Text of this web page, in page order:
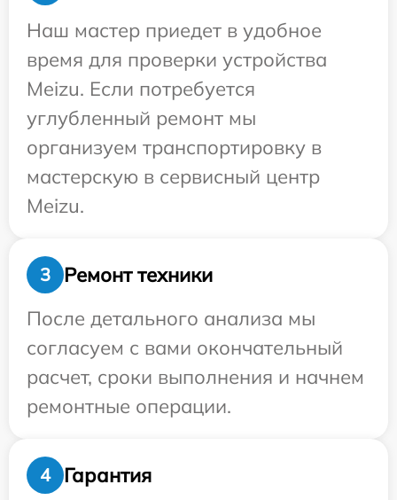
Наш мастер приедет в удобное
время для проверки устройства
Meizu. Если потребуется
углубленный ремонт мы
организуем транспортировку в
мастерскую в сервисный центр
Meizu.
3
Ремонт техники
После детального анализа мы
согласуем с вами окончательный
расчет, сроки выполнения и начнем
ремонтные операции.
4 Гарантия